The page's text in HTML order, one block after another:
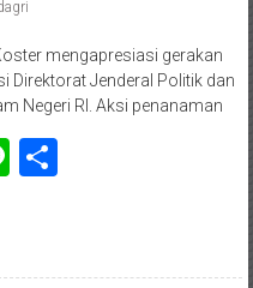
mengapresiasi gerakan
Direktorat Jenderal Politik dan
Negeri RI. Aksi penanaman
LineShare